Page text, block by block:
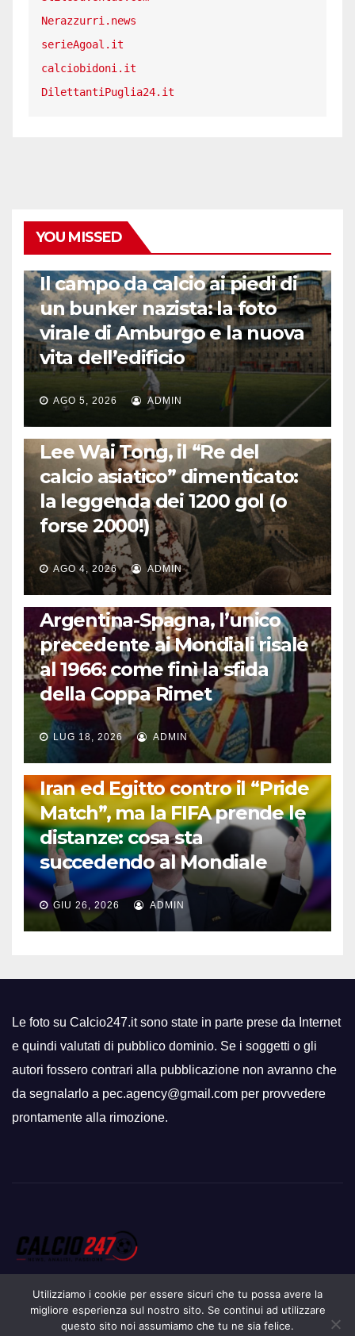
Nerazzurri.news
serieAgoal.it
calciobidoni.it
DilettantiPuglia24.it
YOU MISSED
Il campo da calcio ai piedi di
un bunker nazista: la foto
virale di Amburgo e la nuova
vita dell’edificio
AGO 5, 2026 ADMIN
LA STORIA DEL CALCIO
Lee Wai Tong, il “Re del
calcio asiatico” dimenticato:
la leggenda dei 1200 gol (o
forse 2000!)
AGO 4, 2026 ADMIN
CALCIO INTERNAZIONALE
Argentina-Spagna, l’unico
precedente ai Mondiali risale
al 1966: come finì la sfida
della Coppa Rimet
LUG 18, 2026 ADMIN
FUORI DAL CAMPO: CALCIO, GOSSIP E NON SOLO
Iran ed Egitto contro il “Pride
Match”, ma la FIFA prende le
distanze: cosa sta
succedendo al Mondiale
GIU 26, 2026 ADMIN
Le foto su Calcio247.it sono state in parte prese da Internet
e quindi valutati di pubblico dominio. Se i soggetti o gli
autori fossero contrari alla pubblicazione non avranno che
da segnalarlo a pec.agency@gmail.com per provvedere
prontamente alla rimozione.
Utilizziamo i cookie per essere sicuri che tu possa avere la
migliore esperienza sul nostro sito. Se continui ad utilizzare
questo sito noi assumiamo che tu ne sia felice.